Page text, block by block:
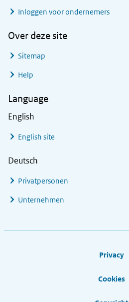
Inloggen voor ondernemers
Over deze site
Sitemap
Help
Language
English
English site
Deutsch
Privatpersonen
Unternehmen
Privacy
Cookies